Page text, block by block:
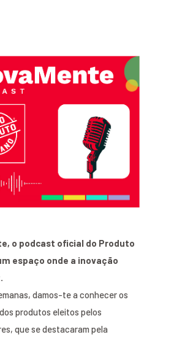
o podcast oficial do Produto
espaço onde a inovação
damos-te a conhecer os
produtos eleitos pelos
que se destacaram pela